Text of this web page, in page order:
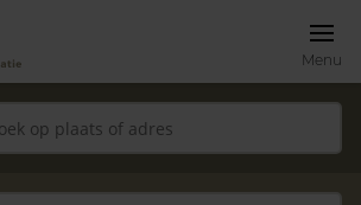
Menu